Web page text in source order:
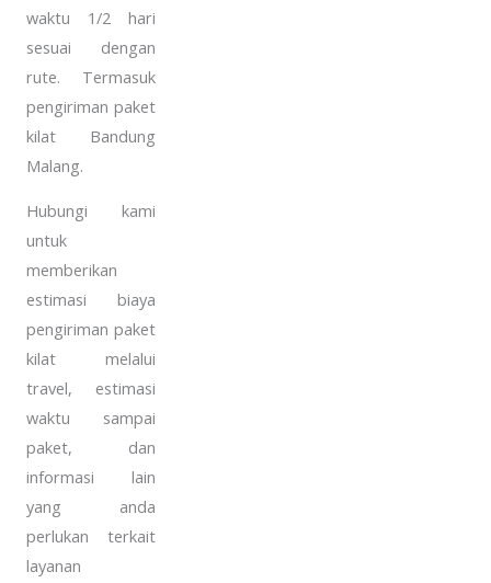
waktu 1/2 hari
sesuai dengan
rute. Termasuk
pengiriman paket
kilat Bandung
Malang.
Hubungi kami
untuk
memberikan
estimasi biaya
pengiriman paket
kilat melalui
travel, estimasi
waktu sampai
paket, dan
informasi lain
yang anda
perlukan terkait
layanan